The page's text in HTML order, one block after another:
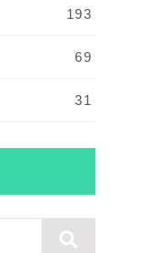
193
69
31